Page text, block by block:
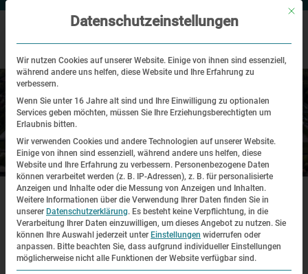
Historischer Ort
Start·seite | Historischer Ort | Topographie
Topographie
Das KZ früher
Mit
Datenschutzeinstellungen
Wir nutzen Cookies auf unserer Website. Einige von ihnen sind essenziell,
während andere uns helfen, diese Website und Ihre Erfahrung zu
verbessern.
Wenn Sie unter 16 Jahre alt sind und Ihre Einwilligung zu optionalen
Services geben möchten, müssen Sie Ihre Erziehungsberechtigten um
Erlaubnis bitten.
Wir verwenden Cookies und andere Technologien auf unserer Website.
Einige von ihnen sind essenziell, während andere uns helfen, diese
Website und Ihre Erfahrung zu verbessern. Personenbezogene Daten
können verarbeitet werden (z. B. IP-Adressen), z. B. für personalisierte
Anzeigen und Inhalte oder die Messung von Anzeigen und Inhalten.
Weitere Informationen über die Verwendung Ihrer Daten finden Sie in
unserer Datenschutzerklärung. Es besteht keine Verpflichtung, in die
Verarbeitung Ihrer Daten einzuwilligen, um dieses Angebot zu nutzen. Sie
können Ihre Auswahl jederzeit unter Einstellungen widerrufen oder
anpassen. Bitte beachten Sie, dass aufgrund individueller Einstellungen
möglicherweise nicht alle Funktionen der Website verfügbar sind.